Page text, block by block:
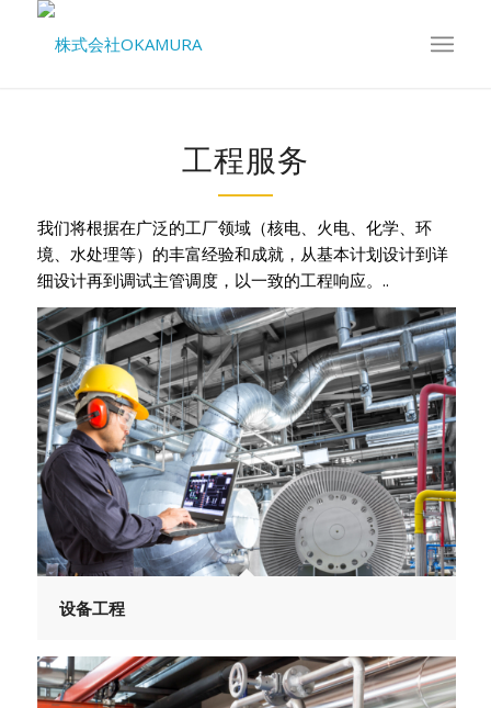
工程服务
我们将根据在广泛的工厂领域（核电、火电、化学、环
境、水处理等）的丰富经验和成就，从基本计划设计到详
细设计再到调试主管调度，以一致的工程响应。..
设备工程